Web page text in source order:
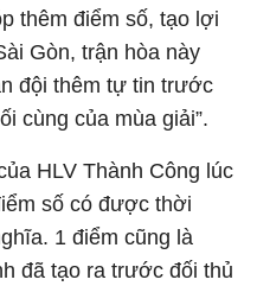
thêm điểm số, tạo lợi
Gòn, trận hòa này
đội thêm tự tin trước
cùng của mùa giải”.
HLV Thành Công lúc
số có được thời
1 điểm cũng là
đã tạo ra trước đối thủ